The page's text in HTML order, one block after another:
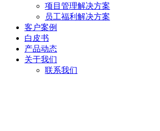
项目管理解决方案
员工福利解决方案
客户案例
白皮书
产品动态
关于我们
联系我们